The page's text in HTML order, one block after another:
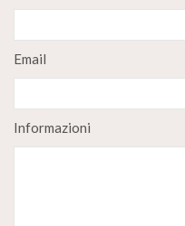
Email
Informazioni